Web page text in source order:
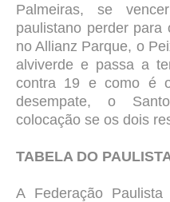
Palmeiras, se
paulistano perder
no Allianz Parque, o
alviverde e passa a
contra 19 e como é
desempate, o
colocação se os dois
TABELA DO
A Federação